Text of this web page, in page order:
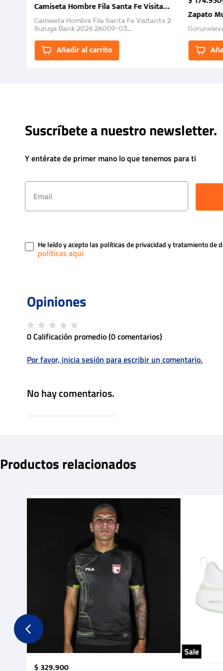
Camiseta Hombre Fila Santa Fe Visitante 2 Suruga
Camiseta Hombre Fila Santa Fe Visitante 2
Suruga Bank 2026 26009-03
la Et...
Añadir al carrito
Zapato
Suscríbete a nuestro newsletter.
Y entérate de primer mano lo que tenemos para ti
He leído y acepto las políticas de privacidad y tratamiento de
0 Calificación promedio(0 comentarios)
Por favor, inicia sesión para escribir un comentario.
No hay comentarios.
Productos relacionados
$329.900
Sale